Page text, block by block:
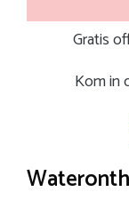
Gratis
Kom in